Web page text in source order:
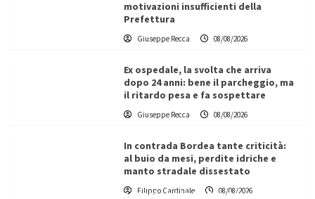
motivazioni insufficienti della
Prefettura
Giuseppe Recca 08/08/2026
Ex ospedale, la svolta che arriva
dopo 24 anni: bene il parcheggio, ma
il ritardo pesa e fa sospettare
Giuseppe Recca 08/08/2026
In contrada Bordea tante criticità:
al buio da mesi, perdite idriche e
manto stradale dissestato
Filippo Cardinale 08/08/2026
L’ingegnere saccense Buscarnera partner chiave
di un progetto transnazionale per la transizione